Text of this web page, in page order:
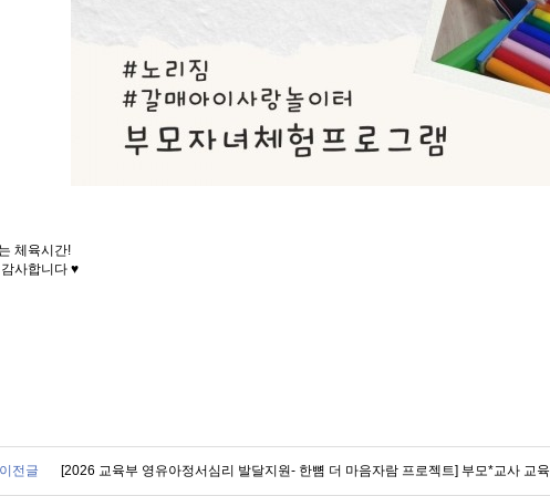
체육시간!
사합니다 ♥
이전글 [2026 교육부 영유아정서심리 발달지원- 한뼘 더 마음자람 프로젝트] 부모*교사 교육